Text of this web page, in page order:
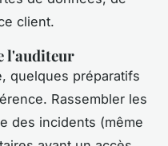
client.
l'auditeur
quelques préparatifs
Rassembler les
des incidents (même